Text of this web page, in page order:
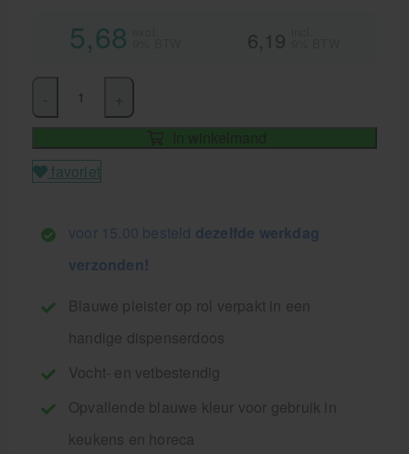
5,68 6,19
In winkelmand
favoriet
voor 15.00 besteld dezelfde werkdag
verzonden!
Blauwe pleister op rol verpakt in een
handige dispenserdoos
Vocht- en vetbestendig
Opvallende blauwe kleur voor gebruik in
keukens en horeca